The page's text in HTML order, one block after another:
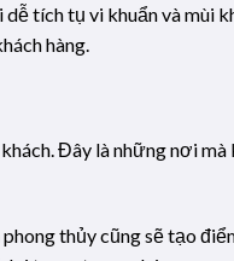
tích tụ vi khuẩn và mùi
hàng.
Đây là những nơi
thủy cũng sẽ tạo